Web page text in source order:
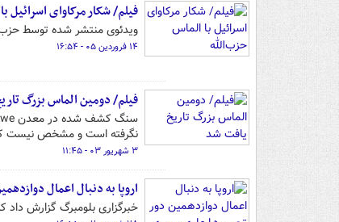
فیلم/ شکار مرکاوای اسرائیل
ویدئوی منتشر شده توسط حزب
۱۴ فروردین ۰۵ - ۱۶:۵۴
فیلم/ دومین الماس بزرگ
نگرفته است و مشخص نیست که
۳ شهریور ۰۳ - ۱۱:۴۵
اروپا به دنبال اعمال
خبرگزاری بلومبرگ گزارش داد